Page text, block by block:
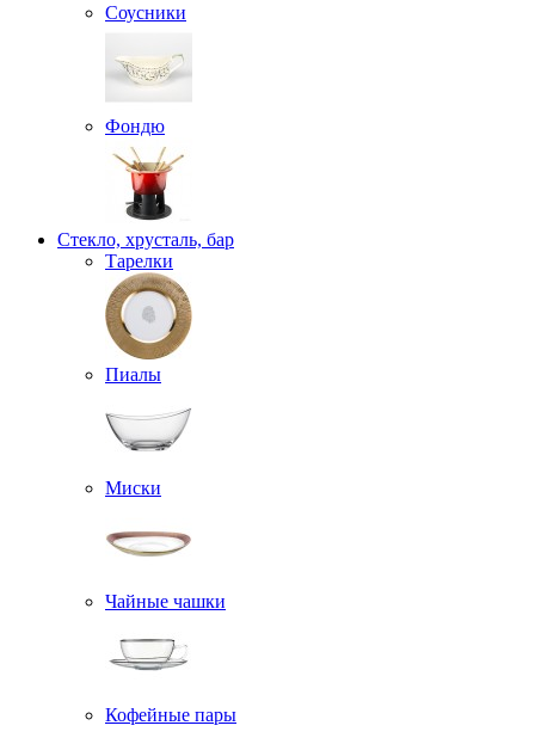
Соусники
Фондю
Стекло, хрусталь, бар
Тарелки
Пиалы
Миски
Чайные чашки
Кофейные пары